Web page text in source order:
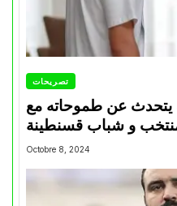
تصريحات
يتحدث عن طموحاته مع
و شباب قسنطينة
Octobre 8, 2024